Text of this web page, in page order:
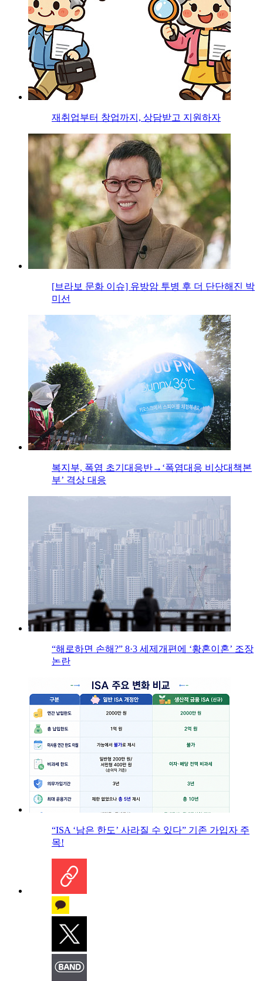
재취업부터 창업까지, 상담받고 지원하자
[브라보 문화 이슈] 유방암 투병 후 더 단단해진 박
미선
복지부, 폭염 초기대응반→‘폭염대응 비상대책본
부’ 격상 대응
“해로하면 손해?” 8·3 세제개편에 ‘황혼이혼’ 조장
논란
“ISA ‘남은 한도’ 사라질 수 있다” 기존 가입자 주
목!